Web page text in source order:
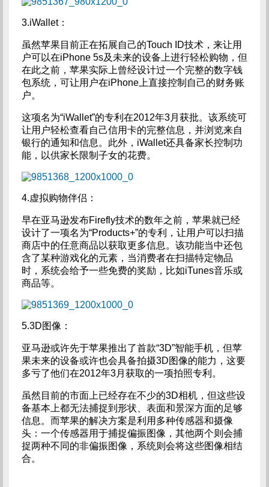
3.iWallet：
虽然苹果目前正在拓展自己的Touch ID技术，来让用
户可以在iPhone 5s及未来的设备上进行轻松购物，但
在此之前，苹果实际上曾经设计过一个完整的数字钱
包系统，可让用户在iPhone上直接控制自己的财务账
户。
这项名为“iWallet”的专利在2012年3月获批。该系统可
让用户轻松查看自己信用卡的完整信息，并浏览来自
银行的通知和信息。此外，iWallet还具备家长控制功
能，以供家长限制子女的花费。
4.虚拟购物伴侣：
早在亚马逊发布Firefly技术的数年之前，苹果就已经
设计了一项名为“Products+”的专利，让用户可以扫描
商店中的任意商品以获取更多信息。该功能当中还包
含了某种游戏化的元素，当消费者在扫描特定物品
时，系统会给予一些免费的奖励，比如iTunes音乐或
商品等。
5.3D图像：
亚马逊或许先于苹果推出了首款“3D”智能手机，但苹
果未来的设备或许也会具备拍摄3D图像的能力，这要
多亏了他们在2012年3月获取的一项拍照专利。
虽然目前的市面上已经存在不少的3D相机，但这些设
备基本上都无法捕捉到形状、表面和景深方面的足够
信息。而苹果的解决方案是利用多种传感器和摄像
头：一个传感器用于捕捉偏振图像，其他两个则会捕
捉两种不同的非偏振图像，系统则会将这些图像相结
合。